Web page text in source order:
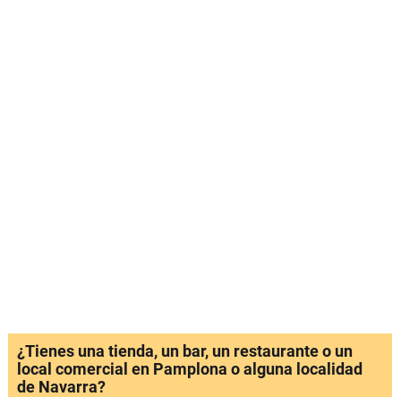
¿Tienes una tienda, un bar, un restaurante o un
local comercial en Pamplona o alguna localidad
de Navarra?